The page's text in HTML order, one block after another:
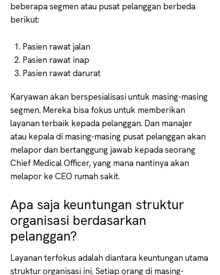
beberapa segmen atau pusat pelanggan berbeda
berikut:
Pasien rawat jalan
Pasien rawat inap
Pasien rawat darurat
Karyawan akan berspesialisasi untuk masing-masing
segmen. Mereka bisa fokus untuk memberikan
layanan terbaik kepada pelanggan. Dan manajer
atau kepala di masing-masing pusat pelanggan akan
melapor dan bertanggung jawab kepada seorang
Chief Medical Officer, yang mana nantinya akan
melapor ke CEO rumah sakit.
Apa saja keuntungan struktur
organisasi berdasarkan
pelanggan?
Layanan terfokus adalah diantara keuntungan utama
struktur organisasi ini. Setiap orang di masing-